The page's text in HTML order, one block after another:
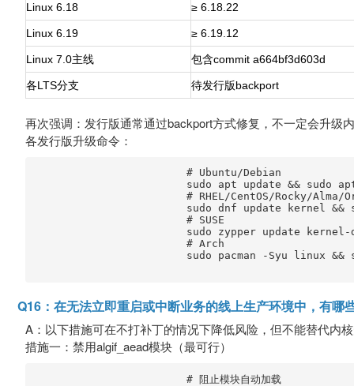
Linux 6.18 ≥ 6.18.22
Linux 6.19 ≥ 6.19.12
Linux 7.0主线 包含commit a664bf3d603d
各LTS分支 待发行版backport
再次强调：发行版通常通过backport方式修复，不一定会升级
各发行版升级命令：
                        # Ubuntu/Debian
sudo apt update && sudo
# RHEL/CentOS/Rocky/Alma/
sudo dnf update kernel &&
                        # SUSE
sudo zypper update
                        # Arch
sudo pacman -Syu linux &&
Q16：在无法立即重启或中断业务的线上生产环境中，有哪
A：以下措施可在不打补丁的情况下降低风险，但不能替代内
措施一：禁用algif_aead模块（最可行）
                        # 阻止模块自动加载